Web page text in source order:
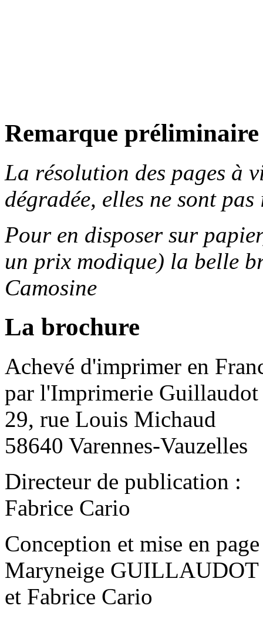
Remarque préliminaire
La résolution des pages à
dégradée, elles ne sont
Pour en disposer sur
un prix modique) la belle
Camosine
La brochure
Achevé d'imprimer en
par l'Imprimerie Guillaudot
29, rue Louis Michaud
58640 Varennes-Vauzelles
Directeur de publication :
Fabrice Cario
Conception et mise en page
Maryneige GUILLAUDOT
et Fabrice Cario